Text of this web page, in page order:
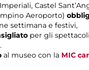
Castel
Aeroporto)
settimana e festivi,
per gli
al museo con la MIC